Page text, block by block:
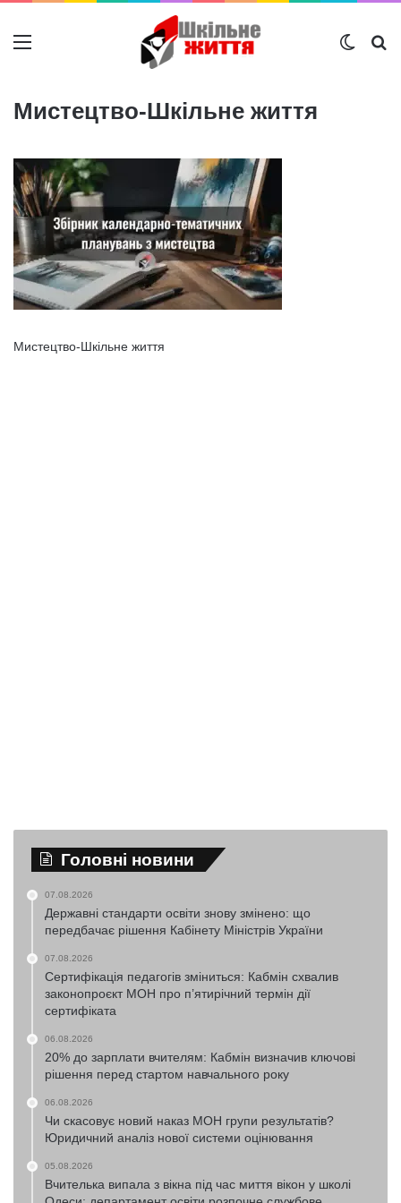
Меню
Мистецтво-Шкільне життя
Мистецтво-Шкільне життя
Головні новини
07.08.2026
Державні стандарти освіти знову змінено: що
передбачає рішення Кабінету Міністрів України
07.08.2026
Сертифікація педагогів зміниться: Кабмін схвалив
законопроєкт МОН про п’ятирічний термін дії
сертифіката
06.08.2026
20% до зарплати вчителям: Кабмін визначив ключові
рішення перед стартом навчального року
06.08.2026
Чи скасовує новий наказ МОН групи результатів?
Юридичний аналіз нової системи оцінювання
05.08.2026
Вчителька випала з вікна під час миття вікон у школі